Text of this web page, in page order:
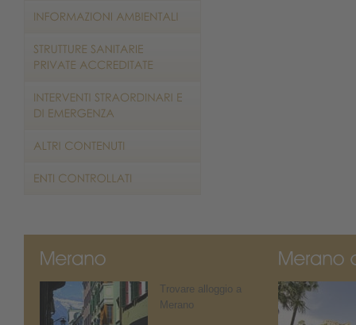
Trovare alloggio a
Merano